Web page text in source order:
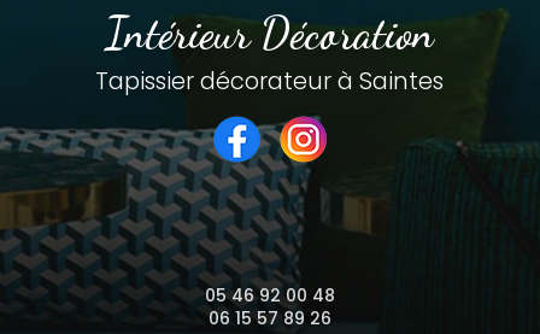
Intérieur Décoration
Tapissier décorateur à Saintes
05 46 92 00 48
06 15 57 89 26